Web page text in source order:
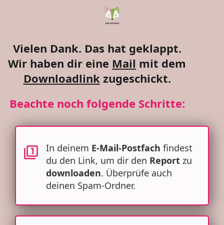
Vielen Dank. Das hat geklappt.
Wir haben dir eine Mail mit dem
Downloadlinkzugeschickt.
Beachte noch folgende Schritte:
In deinem E-Mail-Postfach findest
du den Link, um dir den Report zu
downloaden. Überprüfe auch
deinen Spam-Ordner.